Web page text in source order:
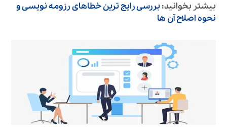
بیشتر بخوانید:بررسی رایج‌ ترین خطاهای رزومه نویسی و
نحوه اصلاح آن‌ ها